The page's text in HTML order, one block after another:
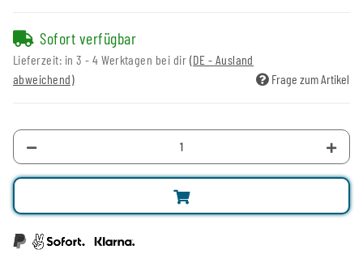
Sofort verfügbar
Lieferzeit: in 3 - 4 Werktagen bei dir (DE - Ausland
abweichend)
Frage zum Artikel